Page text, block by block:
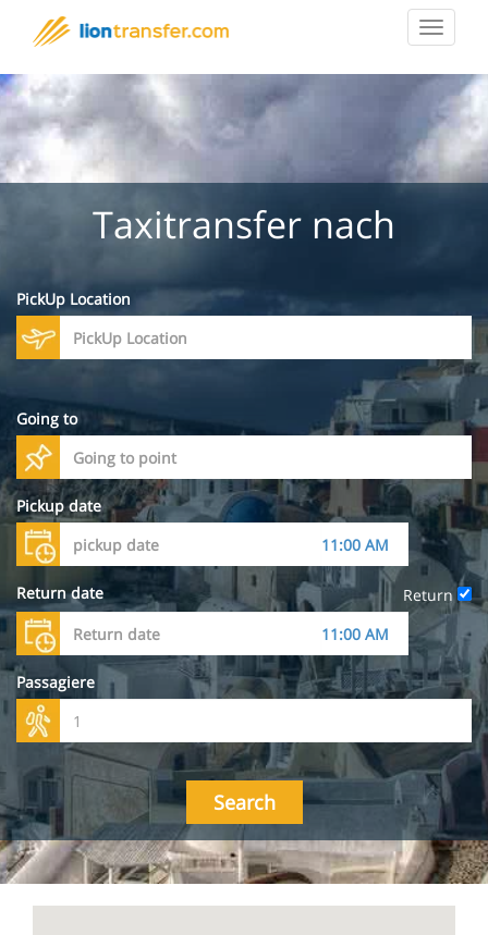
Toggle
Taxitransfer nach
PickUp Location
Going to
Pickup date
Return date Return
Passagiere
Search